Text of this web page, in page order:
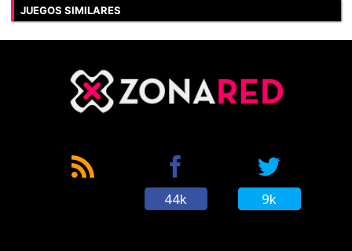
JUEGOS SIMILARES
44k 9k